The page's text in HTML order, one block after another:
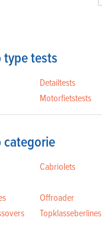
type tests
Detailtests
Motorfietstests
categorie
Cabriolets
Offroader
Topklasseberlines